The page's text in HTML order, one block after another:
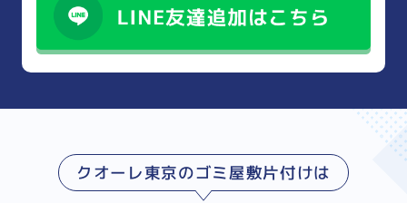
クオーレ東京のゴミ屋敷片付けは